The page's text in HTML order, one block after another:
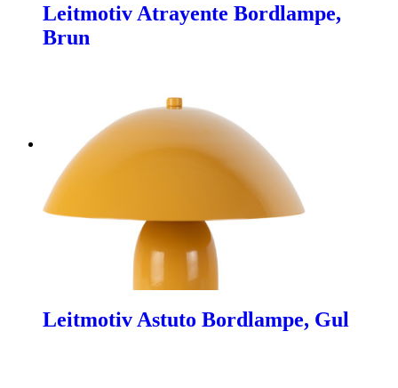
Leitmotiv Atrayente Bordlampe,
Brun
Leitmotiv Astuto Bordlampe, Gul